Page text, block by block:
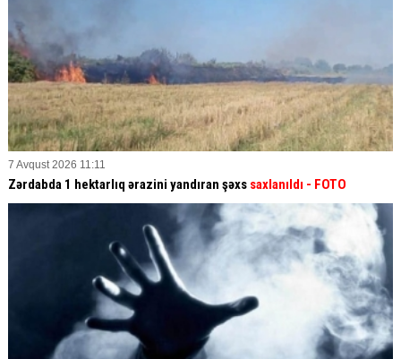
7 Avqust 2026 11:11
Zərdabda 1 hektarlıq ərazini yandıran şəxs saxlanıldı - FOTO